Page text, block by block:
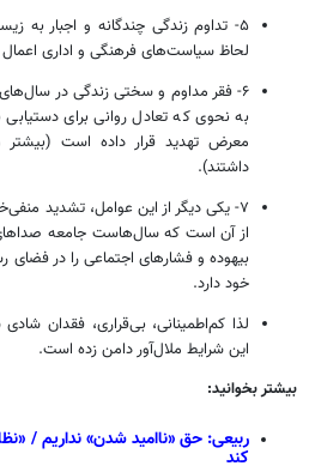
۵- تداوم زندگی چندگانه و اجبار به
لحاظ سیاست‌های فرهنگی و اداری
۶- فقر مداوم و سختی زندگی در
به نحوی که تعادل روانی برای
معرض تهدید قرار داده است (بیشتر
داشتند).
۷- یکی دیگر از این عوامل، تشدید
از آن است که سال‌هاست جامعه صداهای
بیهوده و فشارهای اجتماعی را در
خود دارد.
لذا کم‌اطمینانی، بی‌قراری، فقدان
این شرایط ملال‌آور دامن زده است.
بیشتر بخوانید:
ربیعی: حق «ناامید شدن» نداریم /
کند